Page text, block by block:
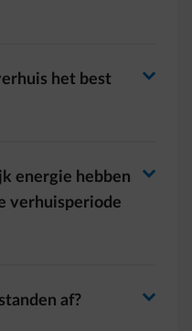
het best
arrow-right
energie hebben
verhuisperiode
arrow-right
af? arrow-right